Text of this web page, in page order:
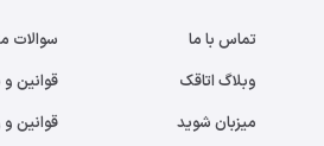
تماس با ما
وبلاگ اتاقک
میزبان شوید
سوالات
قوانین و
قوانین و